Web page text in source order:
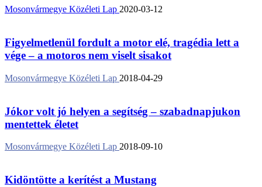
Mosonvármegye Közéleti Lap 2020-03-12
Figyelmetlenül fordult a motor elé, tragédia lett a
vége – a motoros nem viselt sisakot
Mosonvármegye Közéleti Lap 2018-04-29
Jókor volt jó helyen a segítség – szabadnapjukon
mentettek életet
Mosonvármegye Közéleti Lap 2018-09-10
Kidöntötte a kerítést a Mustang